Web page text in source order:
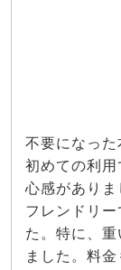
不要になった
初めての利
心感があり
フレンドリ
た。特に、
ました。料